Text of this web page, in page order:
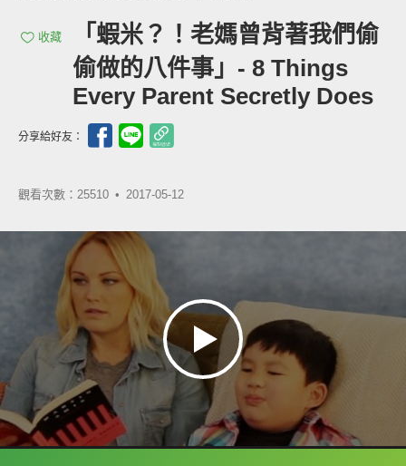
收藏
「蝦米？！老媽曾背著我們偷
偷做的八件事」- 8 Things
Every Parent Secretly Does
分享給好友：
觀看次數：25510 • 2017-05-12